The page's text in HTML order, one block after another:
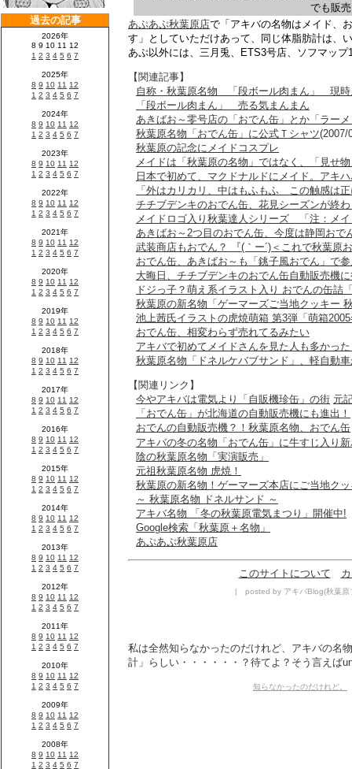
でも販売
あぷあぷ秋葉原店で「アキバの名物はメイド、
す」としていただけあって、同じ体脂肪計は、
あぷ以外には、三月兎、ETS3号店、ソフマッ
【関連記事】
自称・秋葉原名物 「段ボール肉まん」 現時
「段ボール肉まん」 売る気まんまん
あきばお～零号店の「おでん缶」とか「ラー
秋葉原名物「おでん缶」に公式Ｔシャツ(2007/
秋葉原の記念にメイドコスプレ
メイドは「秋葉原の名物」ではなく、「見せ
日本で初めて、マクドナルドにメイド。アキ
「外はカリカリ、中はもふもふ この触感は
チチブデンキのおでん缶、花見シーズンが終
メイドロゴ入り秋葉達人シリーズ 「注：メ
あきばお～2つ目のおでん缶、今度は静岡おで
武装商店もおでん？ 『(｀ー´)＜これで秋葉原
おでん缶、あきばお～も「銚子風おでん」で
大晦日、チチブデンキのおでん缶自動販売機
ドジっ子？萌え系イラスト入り おでんの缶詰
秋葉原の新名物「ゲーマーズご当地クッキー
池上茜氏イラストの虎焼萌箱 第3弾「萌箱
おでん缶、相変わらず売れてるみたい
アキバで初めてメイドさんを見た人も多かっ
秋葉原名物「ドネルケバブサンド」、軽自動
【関連リンク】
今やアキバは電気より「自販機珍缶」の街 元
「おでん缶」が北海道の自動販売機にも進出！
おでんの自動販売機？！秋葉原名物、おでん缶
アキバの冬の名物「おでん缶」に牛すじ入り
陰の秋葉原名物「実演販売」
元祖秋葉原名物 虎焼！
秋葉原の新名物！ゲーマーズ本店にご当地ク
～ 秋葉原名物 ドネルサンド ～
アキバ名物 「冬の秋葉原電気まつり」開催中!
Google検索「秋葉原＋名物」
あぷあぷ秋葉原店
このサイトについて
| posted by アキバBlog(秋葉原
私は全然知らなかったのだけれど、アキバの名
計」らしい・・・・・・？待てよ？そう言えば
知らなかったのだけれど。